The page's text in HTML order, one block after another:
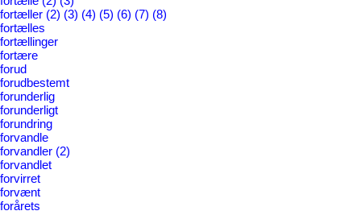
fortæller (2) (3) (4) (5) (6) (7) (8)
fortælles
fortællinger
fortære
forud
forudbestemt
forunderlig
forunderligt
forundring
forvandle
forvandler (2)
forvandlet
forvirret
forvænt
forårets